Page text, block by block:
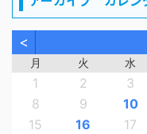
<
月 火 水
1 2 3
8
9 10
15
16 17